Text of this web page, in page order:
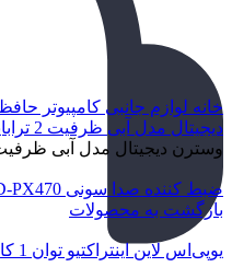
برای بزرگنمایی کلیک کنید
خانه لوازم جانبی کامپیوتر
دیجیتال مدل آبی ظرفیت 2 ترابایت
وسترن دیجیتال مدل آبی ظرفیت 2
ضبط کننده صدا سونی ICD-PX470
بازگشت به محصولات
یو‌پی‌اس لاین اینتراکتیو توان 1 کاوا مدل Gate Sine